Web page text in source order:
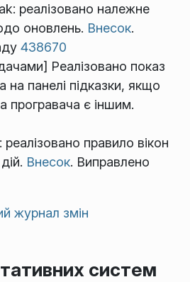
реалізовано належне
оновлень. Внесок.
438670
Реалізовано показ
на панелі підказки, якщо
програвача є іншим.
правило вікон
Внесок. Виправлено
журнал змін
систем